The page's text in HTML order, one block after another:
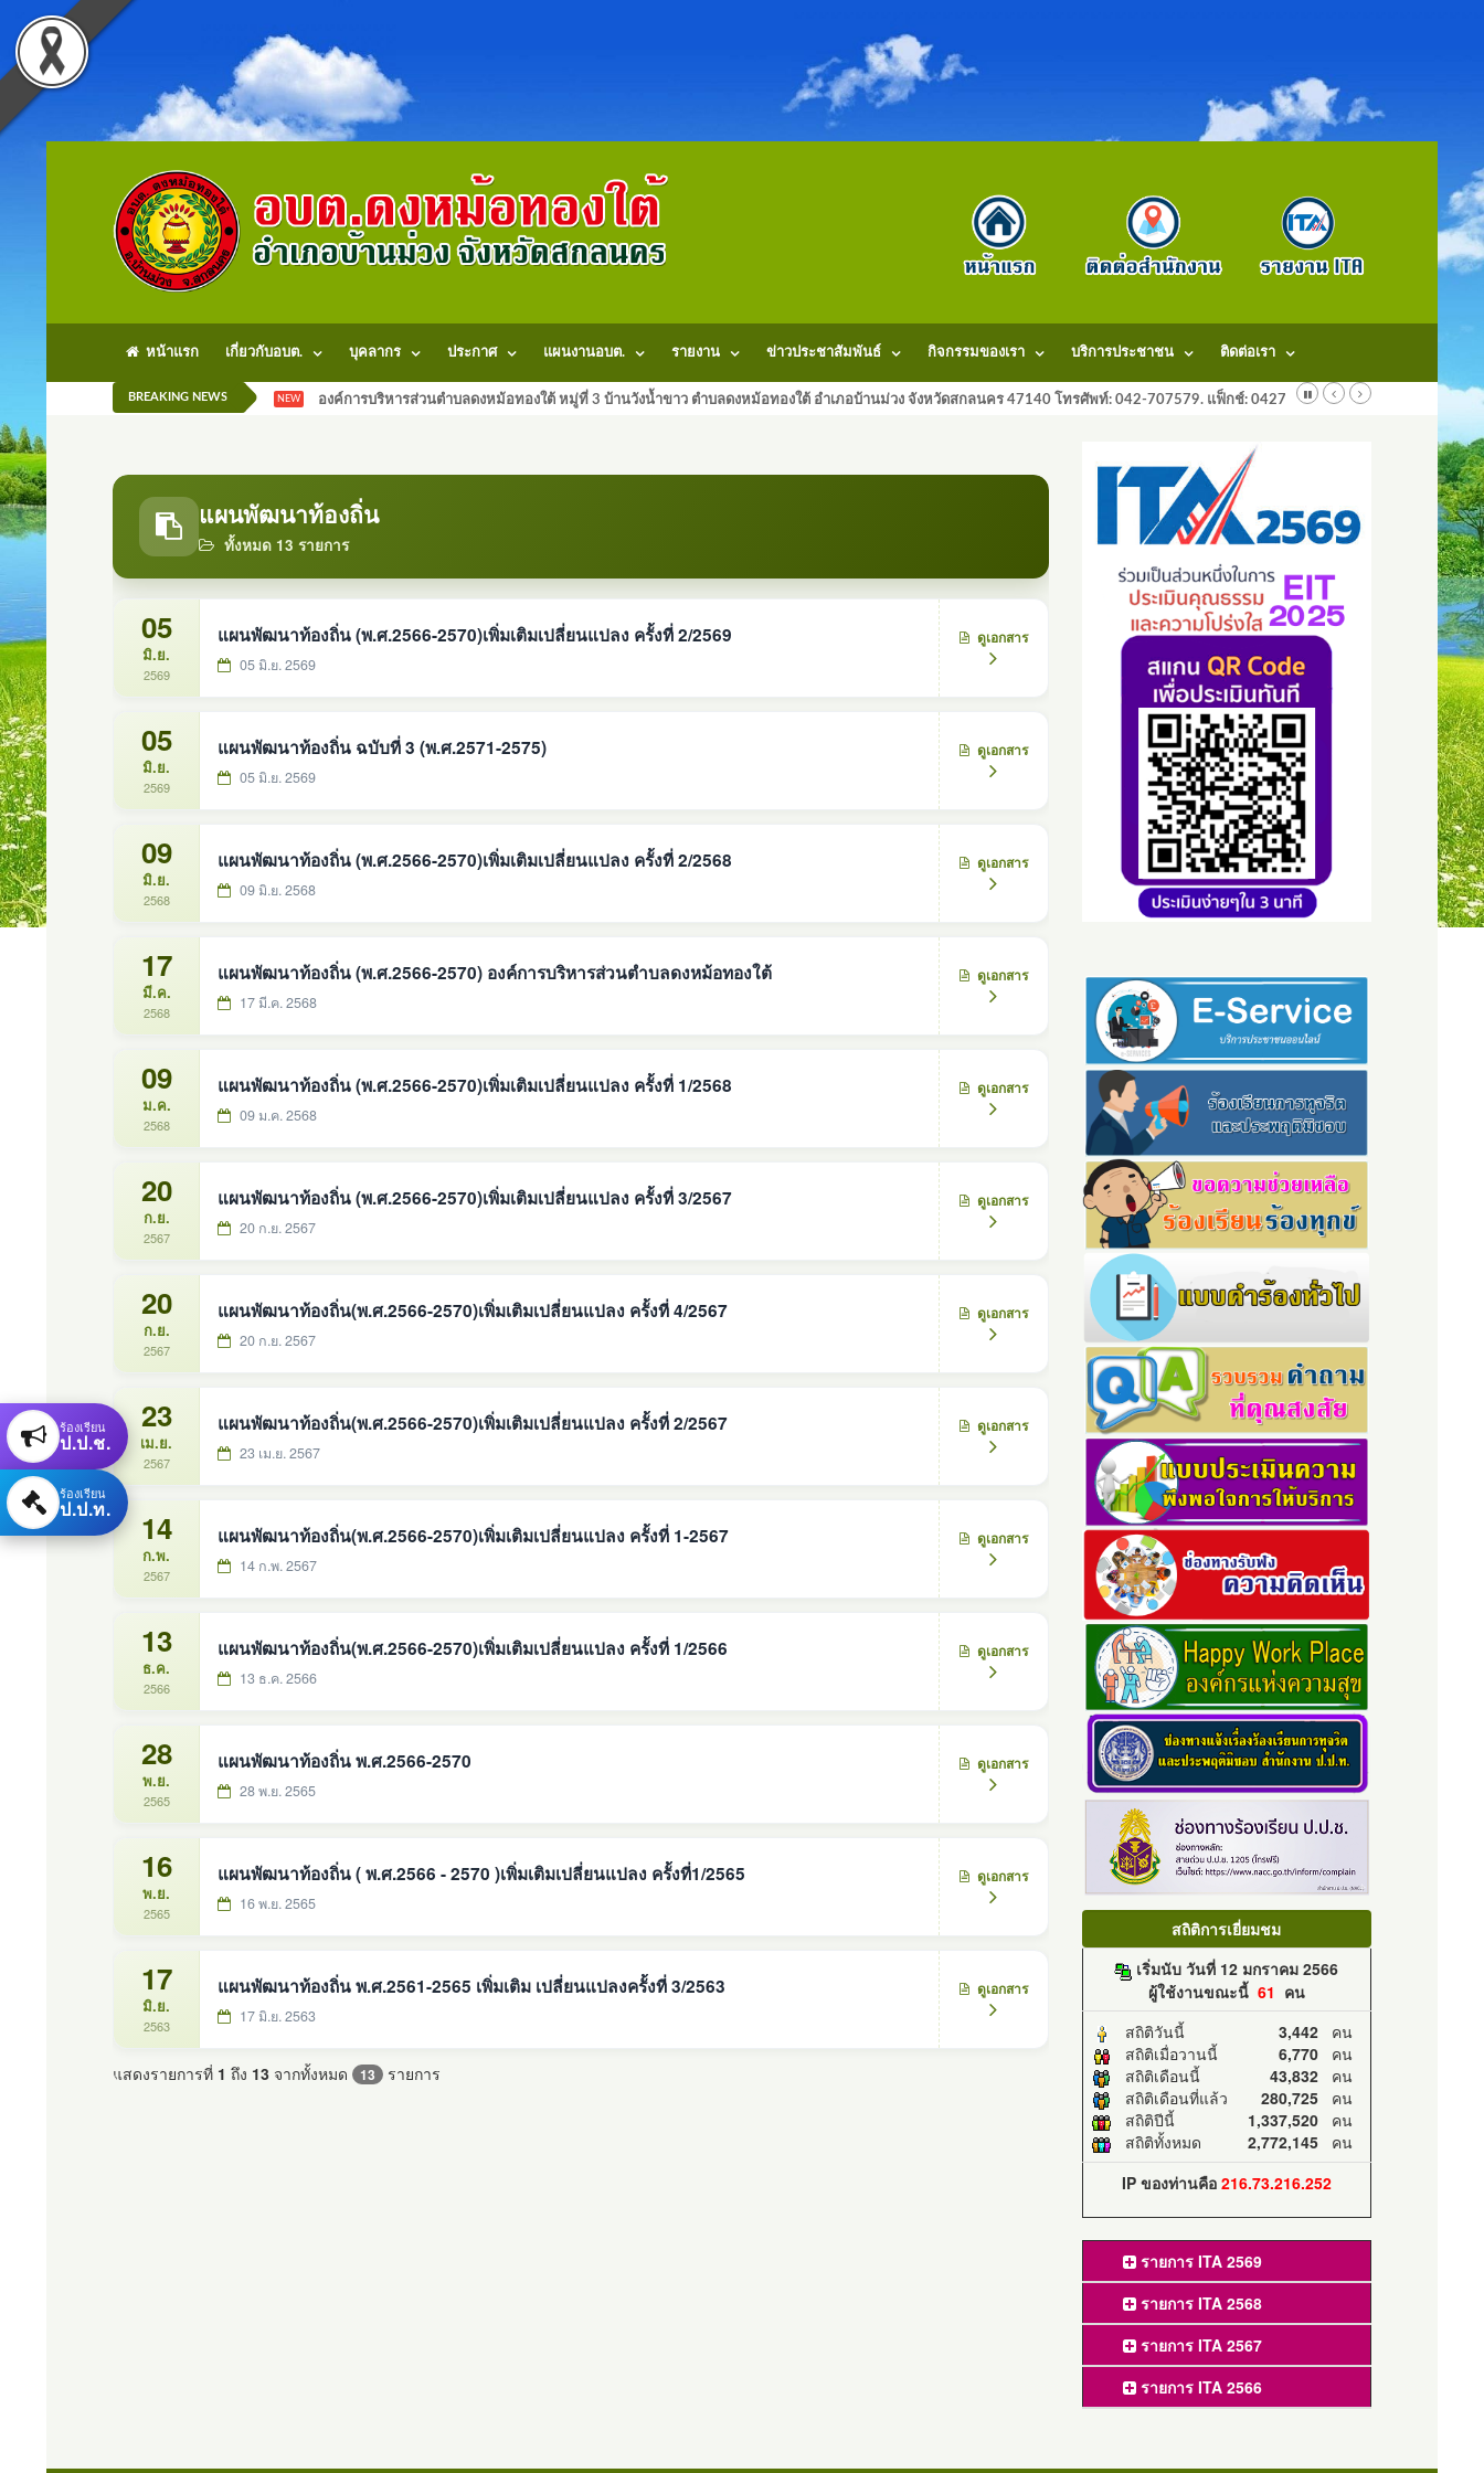
หน้าแรก เกี่ยวกับอบต. บุคลากร ประกาศ แผนงานอบต. รายงาน ข่าวประชาสัมพันธ์ กิจกรรมของเรา บริการประชาชน ติดต่อเรา
BREAKING NEWS NEW องค์การบริหารส่วนตำบลดงหม้อทองใต้ หมู่ที่ 3 บ้านวังน้ำขาว ตำบลดงหม้อทองใต้ อำเภอบ้านม่วง จังหวัดสกลนคร 47140 โทรศัพท์: 042-707579. แฟ็กช์: 042707579 E-Mail:
แผนพัฒนาท้องถิ่น
ทั้งหมด 13 รายการ
05
มิ.ย.
2569
แผนพัฒนาท้องถิ่น (พ.ศ.2566-2570)เพิ่มเติมเปลี่ยนแปลง ครั้งที่ 2/2569
05 มิ.ย. 2569
ดูเอกสาร
05
มิ.ย.
2569
แผนพัฒนาท้องถิ่น ฉบับที่ 3 (พ.ศ.2571-2575)
05 มิ.ย. 2569
ดูเอกสาร
09
มิ.ย.
2568
แผนพัฒนาท้องถิ่น (พ.ศ.2566-2570)เพิ่มเติมเปลี่ยนแปลง ครั้งที่ 2/2568
09 มิ.ย. 2568
ดูเอกสาร
17
มี.ค.
2568
แผนพัฒนาท้องถิ่น (พ.ศ.2566-2570) องค์การบริหารส่วนตำบลดงหม้อทองใต้
17 มี.ค. 2568
ดูเอกสาร
09
ม.ค.
2568
แผนพัฒนาท้องถิ่น (พ.ศ.2566-2570)เพิ่มเติมเปลี่ยนแปลง ครั้งที่ 1/2568
09 ม.ค. 2568
ดูเอกสาร
20
ก.ย.
2567
แผนพัฒนาท้องถิ่น (พ.ศ.2566-2570)เพิ่มเติมเปลี่ยนแปลง ครั้งที่ 3/2567
20 ก.ย. 2567
ดูเอกสาร
20
ก.ย.
2567
แผนพัฒนาท้องถิ่น(พ.ศ.2566-2570)เพิ่มเติมเปลี่ยนแปลง ครั้งที่ 4/2567
20 ก.ย. 2567
ดูเอกสาร
23
เม.ย.
2567
แผนพัฒนาท้องถิ่น(พ.ศ.2566-2570)เพิ่มเติมเปลี่ยนแปลง ครั้งที่ 2/2567
23 เม.ย. 2567
ดูเอกสาร
14
ก.พ.
2567
แผนพัฒนาท้องถิ่น(พ.ศ.2566-2570)เพิ่มเติมเปลี่ยนแปลง ครั้งที่ 1-2567
14 ก.พ. 2567
ดูเอกสาร
13
ธ.ค.
2566
แผนพัฒนาท้องถิ่น(พ.ศ.2566-2570)เพิ่มเติมเปลี่ยนแปลง ครั้งที่ 1/2566
13 ธ.ค. 2566
ดูเอกสาร
28
พ.ย.
2565
แผนพัฒนาท้องถิ่น พ.ศ.2566-2570
28 พ.ย. 2565
ดูเอกสาร
16
พ.ย.
2565
แผนพัฒนาท้องถิ่น ( พ.ศ.2566 - 2570 )เพิ่มเติมเปลี่ยนแปลง ครั้งที่1/2565
16 พ.ย. 2565
ดูเอกสาร
17
มิ.ย.
2563
แผนพัฒนาท้องถิ่น พ.ศ.2561-2565 เพิ่มเติม เปลี่ยนแปลงครั้งที่ 3/2563
17 มิ.ย. 2563
ดูเอกสาร
แสดงรายการที่ 1 ถึง 13 จากทั้งหมด 13 รายการ
สถิติการเยี่ยมชม
เริ่มนับ วันที่ 12 มกราคม 2566
ผู้ใช้งานขณะนี้ 61 คน
สถิติวันนี้
3,442คน
สถิติเมื่อวานนี้
6,770คน
สถิติเดือนนี้
43,832คน
สถิติเดือนที่แล้ว
280,725คน
สถิติปีนี้
1,337,520คน
สถิติทั้งหมด
2,772,145คน
IP ของท่านคือ 216.73.216.252
รายการ ITA 2569
รายการ ITA 2568
รายการ ITA 2567
รายการ ITA 2566
ร้องเรียน
ป.ป.ช.
ร้องเรียน
ป.ป.ท.